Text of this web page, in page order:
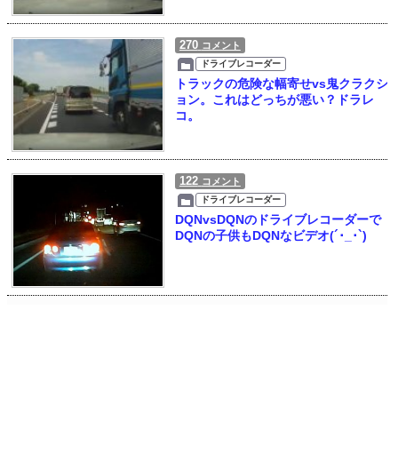
270 コメント
ドライブレコーダー
トラックの危険な幅寄せvs鬼クラクシ
ョン。これはどっちが悪い？ドラレ
コ。
122 コメント
ドライブレコーダー
DQNvsDQNのドライブレコーダーで
DQNの子供もDQNなビデオ(´･_･`)